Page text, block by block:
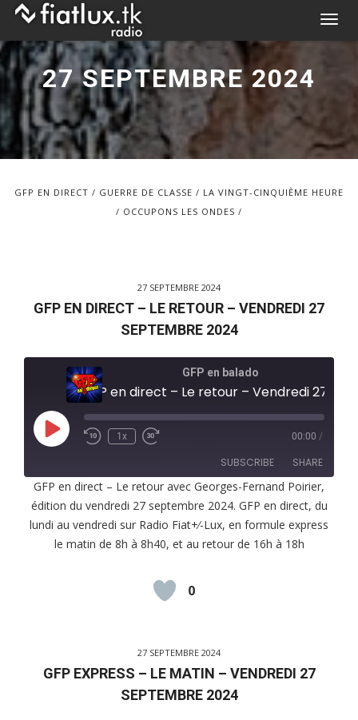
Skip
content
T
o
n
a
i
27 SEPTEMBRE 2024
GFP EN DIRECT GUERRE DE CLASSE
LA VINGT-CINQUIÈME HEURE
OCCUPONS LES ONDES
27 SEPTEMBRE 2024
GFP EN DIRECT – LE RETOUR – VENDREDI 27
SEPTEMBRE 2024
GFP en balado
Play
Episode
1x 00:00 /
SUBSCRIBE SHARE
RSS FEED
SHARE
LINK
GFP en direct – Le retour avec Georges-Fernand Poirier,
édition du vendredi 27 septembre 2024. GFP en direct, du
lundi au vendredi sur Radio Fiat+⁄-Lux, en formule express
le matin de 8h à 8h40, et au retour de 16h à 18h
0
27 SEPTEMBRE 2024
GFP EXPRESS – LE MATIN – VENDREDI 27
SEPTEMBRE 2024